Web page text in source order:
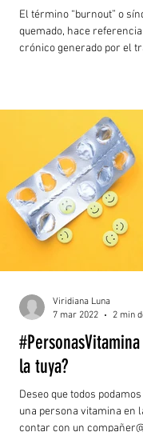
El término “burnout” o
quemado, hace
crónico generado por el
#PersonasVitamina
la tuya?
Deseo que todos
una persona vitamina en
contar con un
Viridiana Luna
7 mar 2022
2 min